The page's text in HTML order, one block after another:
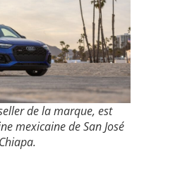
de la marque, est
mexicaine de San José
Chiapa.